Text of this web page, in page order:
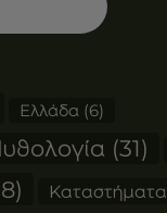
Ελλάδα (6)
(31)
Καταστήματα